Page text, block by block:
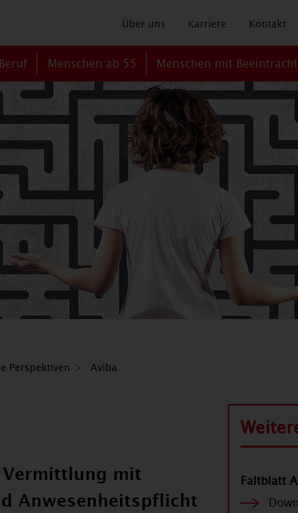
Über uns Karriere Kontakt
Menschen ab 55 Menschen mit
Perspektiven Aviba
Faltblatt
mit
Anwesenheitspflicht